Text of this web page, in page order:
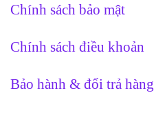
Chính sách bảo mật
Chính sách điều khoản
Bảo hành & đổi trả hàng